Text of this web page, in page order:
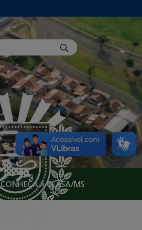
CONHEÇA A CEASA/MS